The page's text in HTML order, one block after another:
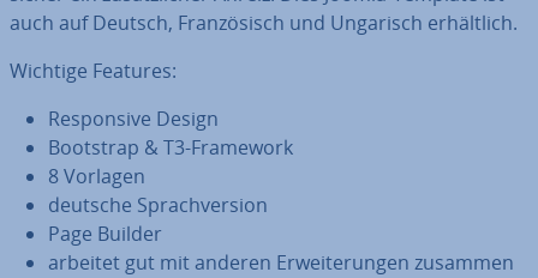
auch auf Deutsch, Fran­zö­sisch und Ungarisch er­hält­lich.
Wichtige Features:
Re­spon­si­ve Design
Bootstrap & T3-Framework
8 Vorlagen
deutsche Sprach­ver­si­on
Page Builder
arbeitet gut mit anderen Er­wei­te­run­gen zusammen